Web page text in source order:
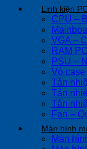
Linh kiện
CPU –
VGA –
RAM PC
PSU –
Vỏ case
Tản
Tản
Tản
Fan –
Màn hình
Màn